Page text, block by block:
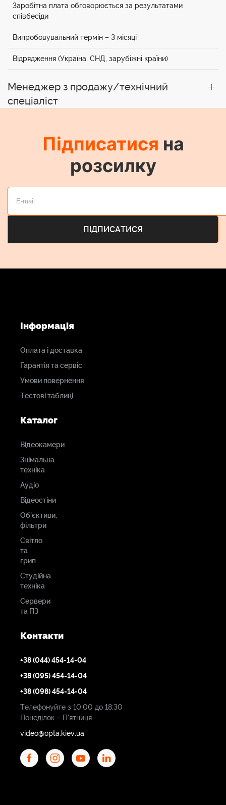
Заробітна плата обговорюється за результатами
співбесіди
Випробовувальний термін – 3 місяці
Відрядження (Україна, СНД, зарубіжні країни)
Менеджер з продажу/технічний
спеціаліст
Підписатися на
розсилку
Інформація
Оплата і доставка
Гарантія та сервіс
Умови повернення
Тестові таблиці
Каталог
Відеокамери
Знімальна
техніка
Аудіо
Відеостіни
Об'єктиви,
фільтри
Світло
та
грип
Студійна
техніка
Сервери
та ПЗ
Контакти
+38 (044) 454-14-04
+38 (095) 454-14-04
+38 (098) 454-14-04
Телефонуйте з 10:00 до 18:30
Понеділок – П'ятниця
video@opta.kiev.ua